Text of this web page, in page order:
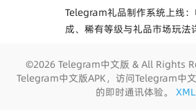
Telegram礼品制作系统上线
成、稀有等级与礼品市场玩法
©2026 Telegram中文版 & All Rights
Telegram中文版APK，访问Telegram中
的即时通讯体验。